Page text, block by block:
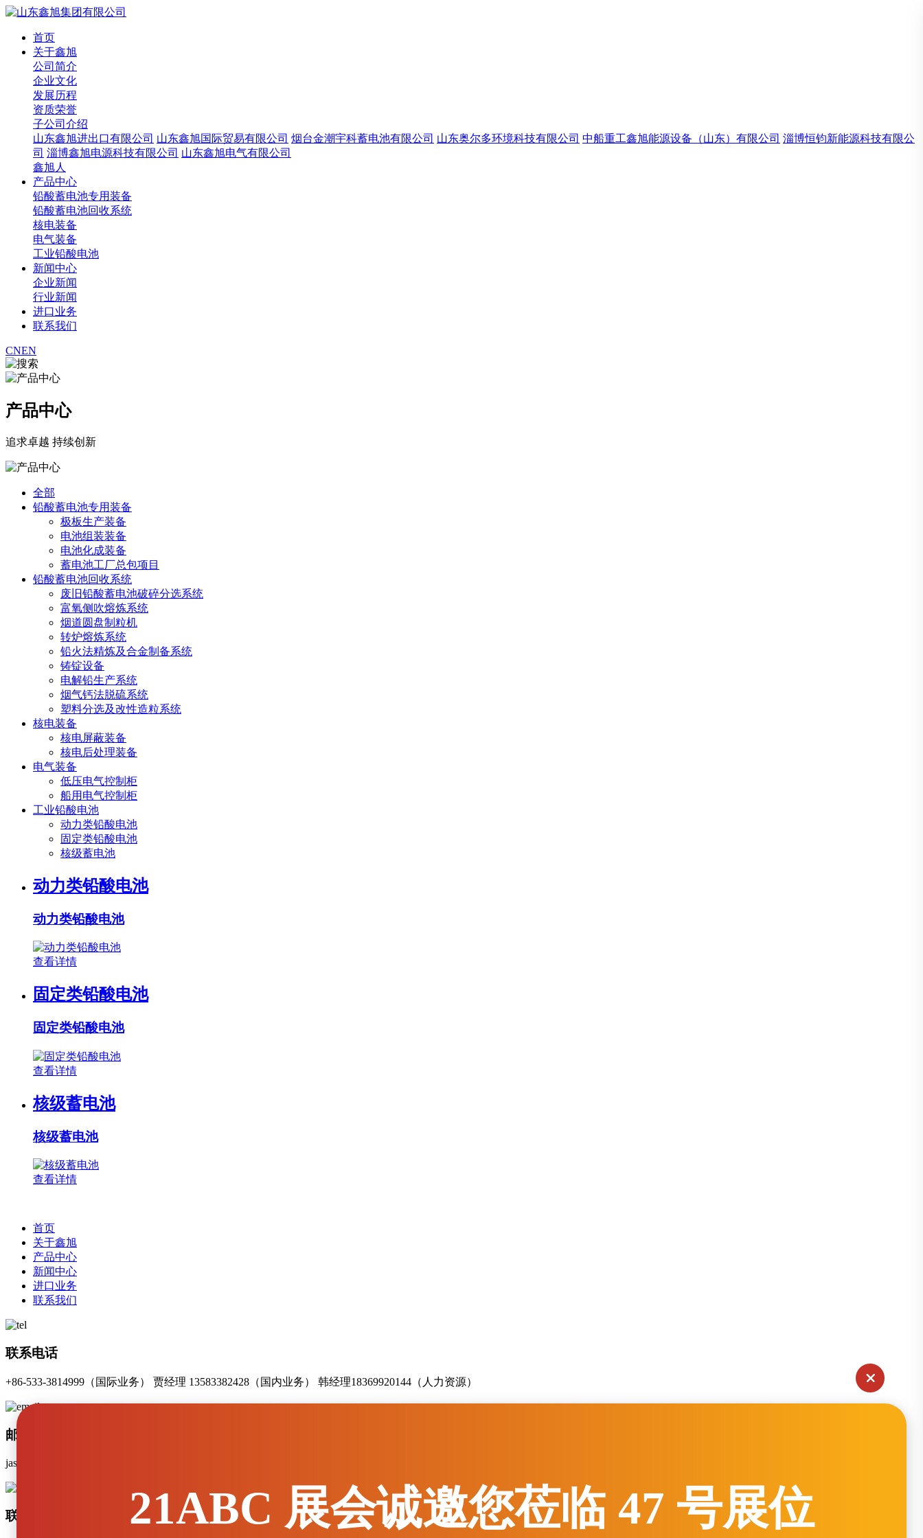
首页
关于鑫旭
公司简介
企业文化
发展历程
资质荣誉
子公司介绍
山东鑫旭进出口有限公司 山东鑫旭国际贸易有限公司 烟台金潮宇科蓄电池有限公司 山东奥尔多环境科技有限公司 中船重工鑫旭能源设备（山东）有限公司 淄博恒钧新能源科技有限公
司 淄博鑫旭电源科技有限公司 山东鑫旭电气有限公司
鑫旭人
产品中心
铅酸蓄电池专用装备
铅酸蓄电池回收系统
核电装备
电气装备
工业铅酸电池
新闻中心
企业新闻
行业新闻
进口业务
联系我们
CNEN
产品中心
追求卓越 持续创新
全部
铅酸蓄电池专用装备
极板生产装备
电池组装装备
电池化成装备
蓄电池工厂总包项目
铅酸蓄电池回收系统
废旧铅酸蓄电池破碎分选系统
富氧侧吹熔炼系统
烟道圆盘制粒机
转炉熔炼系统
铅火法精炼及合金制备系统
铸锭设备
电解铅生产系统
烟气钙法脱硫系统
塑料分选及改性造粒系统
核电装备
核电屏蔽装备
核电后处理装备
电气装备
低压电气控制柜
船用电气控制柜
工业铅酸电池
动力类铅酸电池
固定类铅酸电池
核级蓄电池
动力类铅酸电池
动力类铅酸电池
查看详情
固定类铅酸电池
固定类铅酸电池
查看详情
核级蓄电池
核级蓄电池
查看详情
首页
关于鑫旭
产品中心
新闻中心
进口业务
联系我们
联系电话
+86-533-3814999（国际业务） 贾经理 13583382428（国内业务） 韩经理18369920144（人力资源）
邮箱(Email)
jasminezhao@zbxinxu.com（国际业务） Jiatao@zbxinxu.com（国内业务） zbxinxujituan@163.com（人力资源）
联系地址 21ABC 展会诚邀您莅临 47 号展位